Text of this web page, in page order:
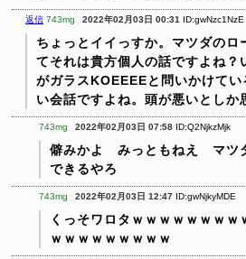
返信 743mg 2022年02月03日 00:31 ID:gwNzc1NzE
ちょっとイイっすか。マツダのロ
てそれは貴方個人の話ですよね？
がガラスKOEEEEと問いかけて
い会話ですよね。頭が悪いとしか
743mg 2022年02月03日 07:58 ID:Q2NjkzMjk
僻みかよ みっともねえ マツ
できるやろ
743mg 2022年02月03日 12:47 ID:gwNjkyMDE
くっそワロタｗｗｗｗｗｗｗｗ
ｗｗｗｗｗｗｗｗｗ